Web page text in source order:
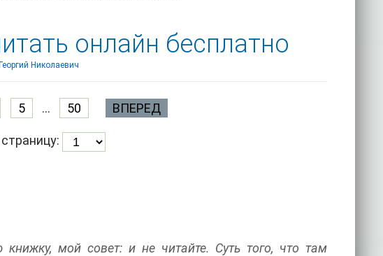
онлайн бесплатно
Николаевич
5 ... 50 ВПЕРЕД
мой совет: и не читайте. Суть того, что там